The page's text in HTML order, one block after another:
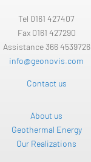
Tel 0161 427407
Fax 0161 427290
Assistance 366 4539726
info@geonovis.com
Contact us
About us
Geothermal Energy
Our Realizations